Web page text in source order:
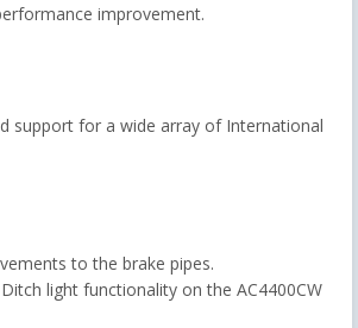
improvement.
support for a wide array of International
to the brake pipes.
light functionality on the AC4400CW